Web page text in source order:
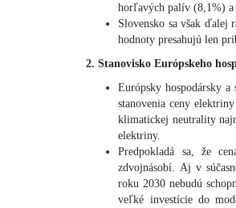
horľavých palív (8,1%) a
Slovensko sa však
hodnoty presahujú len
2. Stanovisko Európskeho
Európsky hospodársky
stanovenia ceny
klimatickej neutrality
elektriny.
Predpokladá sa, že
zdvojnásobí. Aj v
roku 2030 nebudú
veľké investície do